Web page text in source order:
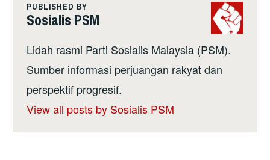
PUBLISHED BY
Sosialis PSM
Lidah rasmi Parti Sosialis Malaysia (PSM).
Sumber informasi perjuangan rakyat dan
perspektif progresif.
View all posts by Sosialis PSM